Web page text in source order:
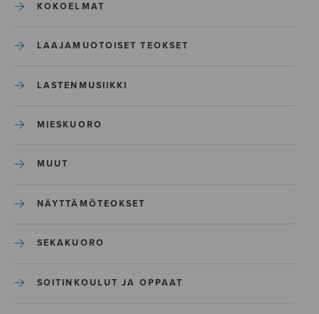
KOKOELMAT
LAAJAMUOTOISET TEOKSET
LASTENMUSIIKKI
MIESKUORO
MUUT
NÄYTTÄMÖTEOKSET
SEKAKUORO
SOITINKOULUT JA OPPAAT